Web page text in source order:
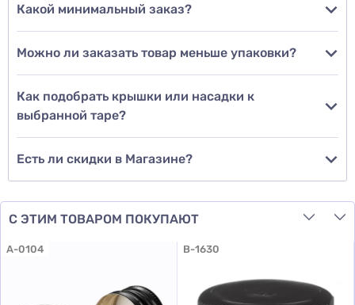
Добавить отзыв
Какой минимальный заказ?
Можно ли заказать товар меньше упаковки?
Как подобрать крышки или насадки к
выбранной таре?
Есть ли скидки в Магазине?
С ЭТИМ ТОВАРОМ ПОКУПАЮТ
A-0104 B-1630